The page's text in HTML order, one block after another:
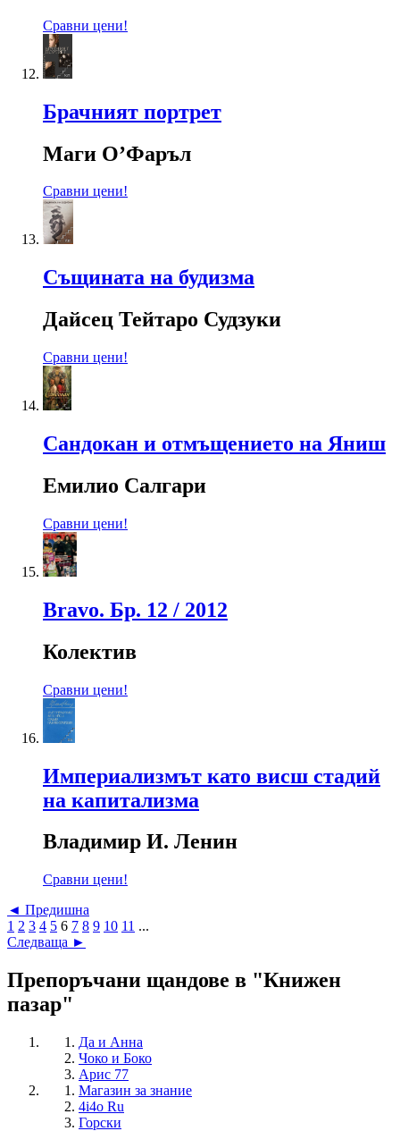
Сравни цени!
Брачният портрет
Маги О’Фаръл
Сравни цени!
Същината на будизма
Дайсец Тейтаро Судзуки
Сравни цени!
Сандокан и отмъщението на Яниш
Емилио Салгари
Сравни цени!
Bravo. Бр. 12 / 2012
Колектив
Сравни цени!
Империализмът като висш стадий
на капитализма
Владимир И. Ленин
Сравни цени!
◄ Предишна
1 2 3 4 5 6 7 8 9 10 11 ...
Следваща ►
Препоръчани щандове в "Книжен
пазар"
Да и Анна
Чоко и Боко
Арис 77
Магазин за знание
4i4o Ru
Горски